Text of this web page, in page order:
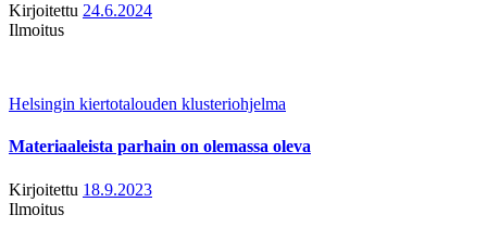
Kirjoitettu 24.6.2024
Ilmoitus
Helsingin kiertotalouden klusteriohjelma
Materiaaleista parhain on olemassa oleva
Kirjoitettu 18.9.2023
Ilmoitus